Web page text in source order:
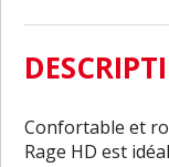
Confortable et
Rage HD est